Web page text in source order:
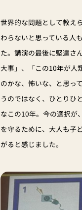
世界的な問題として教え
わらないと思っている人
た。講演の最後に堅達さ
大事」、「この10年が人
のかな、怖いな、と思っ
うのではなく、ひとりひ
なこの10年。今の選択が
を守るために、大人も子
がると感じました。